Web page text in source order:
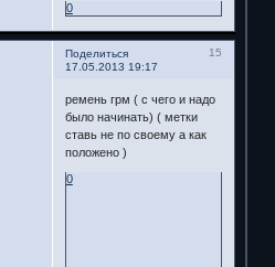
0
Поделиться
15
17.05.2013 19:17
ремень грм ( с чего и надо
было начинать) ( метки
ставь не по своему а как
положено )
0